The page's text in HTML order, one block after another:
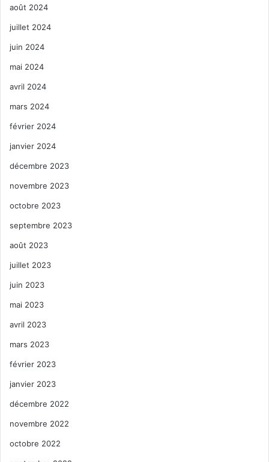
août 2024
juillet 2024
juin 2024
mai 2024
avril 2024
mars 2024
février 2024
janvier 2024
décembre 2023
novembre 2023
octobre 2023
septembre 2023
août 2023
juillet 2023
juin 2023
mai 2023
avril 2023
mars 2023
février 2023
janvier 2023
décembre 2022
novembre 2022
octobre 2022